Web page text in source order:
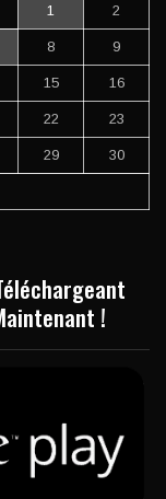
1 2
8 9
15 16
22 23
29 30
!